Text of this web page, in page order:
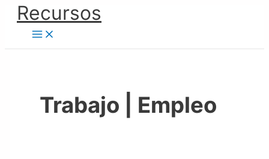
contenido
Recursos
Trabajo | Empleo
💻
Publicidad
Online
Recurso